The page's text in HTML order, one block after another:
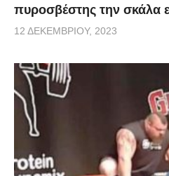
πυροσβέστης την σκάλα
12 ΔΕΚΕΜΒΡΊΟΥ, 2023